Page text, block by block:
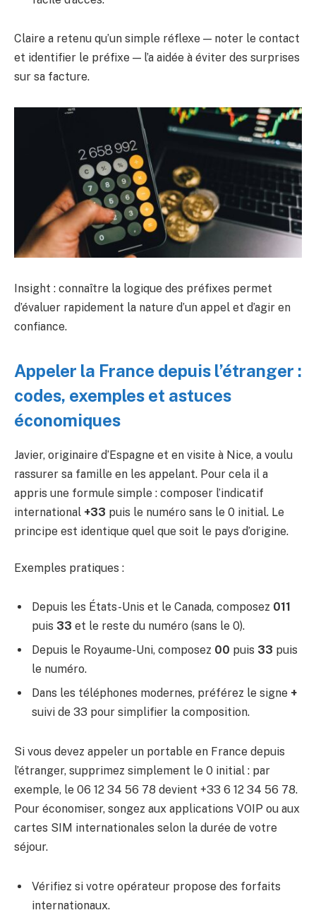
Claire a retenu qu’un simple réflexe — noter le contact
et identifier le préfixe — l’a aidée à éviter des surprises
sur sa facture.
Insight : connaître la logique des préfixes permet
d’évaluer rapidement la nature d’un appel et d’agir en
confiance.
Appeler la France depuis l’étranger :
codes, exemples et astuces
économiques
Javier, originaire d’Espagne et en visite à Nice, a voulu
rassurer sa famille en les appelant. Pour cela il a
appris une formule simple : composer l’indicatif
international +33 puis le numéro sans le 0 initial. Le
principe est identique quel que soit le pays d’origine.
Exemples pratiques :
Depuis les États-Unis et le Canada, composez 011
puis 33 et le reste du numéro (sans le 0).
Depuis le Royaume-Uni, composez 00 puis 33 puis
le numéro.
Dans les téléphones modernes, préférez le signe +
suivi de 33 pour simplifier la composition.
Si vous devez appeler un portable en France depuis
l’étranger, supprimez simplement le 0 initial : par
exemple, le 06 12 34 56 78 devient +33 6 12 34 56 78.
Pour économiser, songez aux applications VOIP ou aux
cartes SIM internationales selon la durée de votre
séjour.
Vérifiez si votre opérateur propose des forfaits
internationaux.